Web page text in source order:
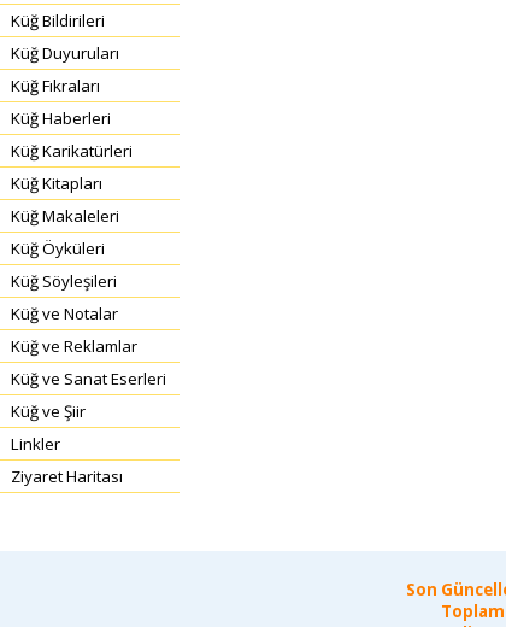
Küğ Bildirileri
Küğ Duyuruları
Küğ Fıkraları
Küğ Haberleri
Küğ Karikatürleri
Küğ Kitapları
Küğ Makaleleri
Küğ Öyküleri
Küğ Söyleşileri
Küğ ve Notalar
Küğ ve Reklamlar
Küğ ve Sanat Eserleri
Küğ ve Şiir
Linkler
Ziyaret Haritası
Son